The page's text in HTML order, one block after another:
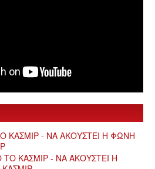
ΚΑΣΜΙΡ - ΝΑ ΑΚΟΥΣΤΕΙ Η ΦΩΝΗ